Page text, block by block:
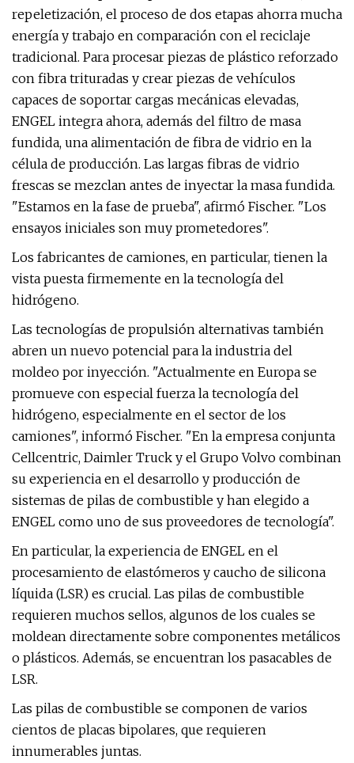
repeletización, el proceso de dos etapas ahorra mucha
energía y trabajo en comparación con el reciclaje
tradicional. Para procesar piezas de plástico reforzado
con fibra trituradas y crear piezas de vehículos
capaces de soportar cargas mecánicas elevadas,
ENGEL integra ahora, además del filtro de masa
fundida, una alimentación de fibra de vidrio en la
célula de producción. Las largas fibras de vidrio
frescas se mezclan antes de inyectar la masa fundida.
"Estamos en la fase de prueba", afirmó Fischer. "Los
ensayos iniciales son muy prometedores".
Los fabricantes de camiones, en particular, tienen la
vista puesta firmemente en la tecnología del
hidrógeno.
Las tecnologías de propulsión alternativas también
abren un nuevo potencial para la industria del
moldeo por inyección. "Actualmente en Europa se
promueve con especial fuerza la tecnología del
hidrógeno, especialmente en el sector de los
camiones", informó Fischer. "En la empresa conjunta
Cellcentric, Daimler Truck y el Grupo Volvo combinan
su experiencia en el desarrollo y producción de
sistemas de pilas de combustible y han elegido a
ENGEL como uno de sus proveedores de tecnología".
En particular, la experiencia de ENGEL en el
procesamiento de elastómeros y caucho de silicona
líquida (LSR) es crucial. Las pilas de combustible
requieren muchos sellos, algunos de los cuales se
moldean directamente sobre componentes metálicos
o plásticos. Además, se encuentran los pasacables de
LSR.
Las pilas de combustible se componen de varios
cientos de placas bipolares, que requieren
innumerables juntas.